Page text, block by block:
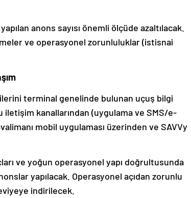
anons sayısı önemli ölçüde azaltılacak.
ve operasyonel zorunluluklar (istisnai
terminal genelinde bulunan uçuş bilgi
kanallarından (uygulama ve SMS/e-
mobil uygulaması üzerinden ve SAVVy
ve yoğun operasyonel yapı doğrultusunda
yapılacak. Operasyonel açıdan zorunlu
indirilecek.